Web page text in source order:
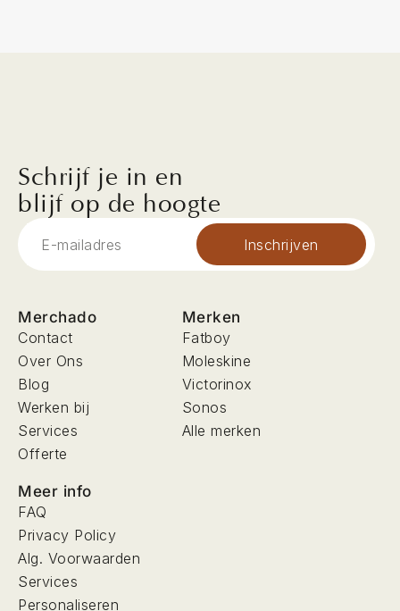
Schrijf je in en
blijf op de hoogte
Inschrijven
Merchado
Contact
Over Ons
Blog
Werken bij
Services
Offerte
Merken
Fatboy
Moleskine
Victorinox
Sonos
Alle merken
Meer info
FAQ
Privacy Policy
Alg. Voorwaarden
Services
Personaliseren